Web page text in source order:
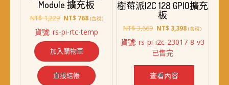
Module 擴充板
NT$1,229 原
價
NT$ 1,229。
NT$768目
價
格：
NT$ 768。
(含稅)
貨號: rs-pi-rtc-temp
加入購物車
直接結帳
樹莓派I2C 128 GPIO擴充
板
NT$3,669 原
價
格：
NT$ 3,669。
NT$ 3,398目
價
NT$ 3,398。
(含稅)
貨號: rs-pi-i2c-23017-8-v3
已售完
查看內容